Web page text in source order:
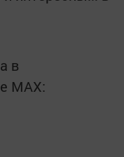
в
MАХ: